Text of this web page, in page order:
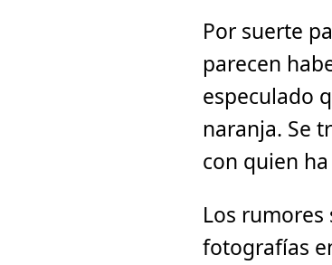
Por suerte
parecen
especulado
naranja. Se
con quien
Los
fotografías